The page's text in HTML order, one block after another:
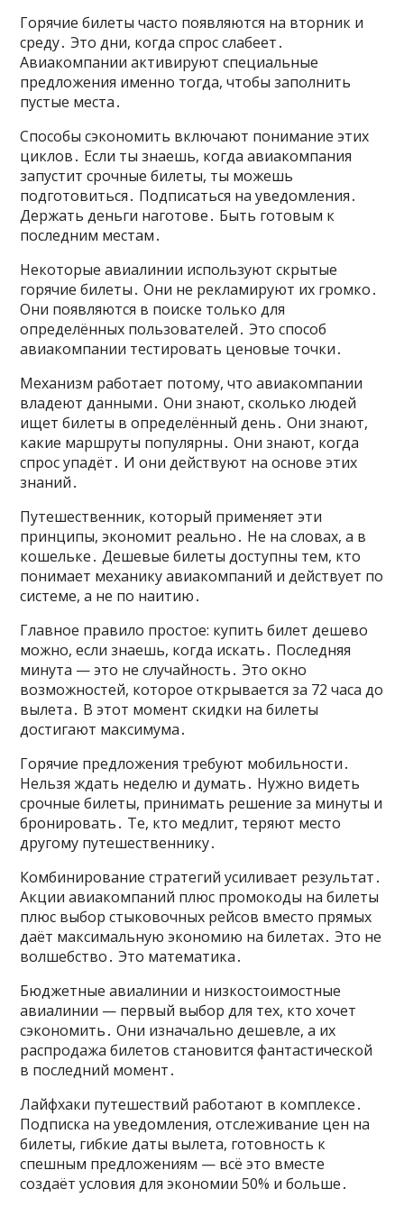
Горячие билеты часто появляются на вторник и
среду․ Это дни, когда спрос слабеет․
Авиакомпании активируют специальные
предложения именно тогда, чтобы заполнить
пустые места․
Способы сэкономить включают понимание этих
циклов․ Если ты знаешь, когда авиакомпания
запустит срочные билеты, ты можешь
подготовиться․ Подписаться на уведомления․
Держать деньги наготове․ Быть готовым к
последним местам․
Некоторые авиалинии используют скрытые
горячие билеты․ Они не рекламируют их громко․
Они появляются в поиске только для
определённых пользователей․ Это способ
авиакомпании тестировать ценовые точки․
Механизм работает потому, что авиакомпании
владеют данными․ Они знают, сколько людей
ищет билеты в определённый день․ Они знают,
какие маршруты популярны․ Они знают, когда
спрос упадёт․ И они действуют на основе этих
знаний․
Путешественник, который применяет эти
принципы, экономит реально․ Не на словах, а в
кошельке․ Дешевые билеты доступны тем, кто
понимает механику авиакомпаний и действует по
системе, а не по наитию․
Главное правило простое: купить билет дешево
можно, если знаешь, когда искать․ Последняя
минута — это не случайность․ Это окно
возможностей, которое открывается за 72 часа до
вылета․ В этот момент скидки на билеты
достигают максимума․
Горячие предложения требуют мобильности․
Нельзя ждать неделю и думать․ Нужно видеть
срочные билеты, принимать решение за минуты и
бронировать․ Те, кто медлит, теряют место
другому путешественнику․
Комбинирование стратегий усиливает результат․
Акции авиакомпаний плюс промокоды на билеты
плюс выбор стыковочных рейсов вместо прямых
даёт максимальную экономию на билетах․ Это не
волшебство․ Это математика․
Бюджетные авиалинии и низкостоимостные
авиалинии — первый выбор для тех, кто хочет
сэкономить․ Они изначально дешевле, а их
распродажа билетов становится фантастической
в последний момент․
Лайфхаки путешествий работают в комплексе․
Подписка на уведомления, отслеживание цен на
билеты, гибкие даты вылета, готовность к
спешным предложениям — всё это вместе
создаёт условия для экономии 50% и больше․